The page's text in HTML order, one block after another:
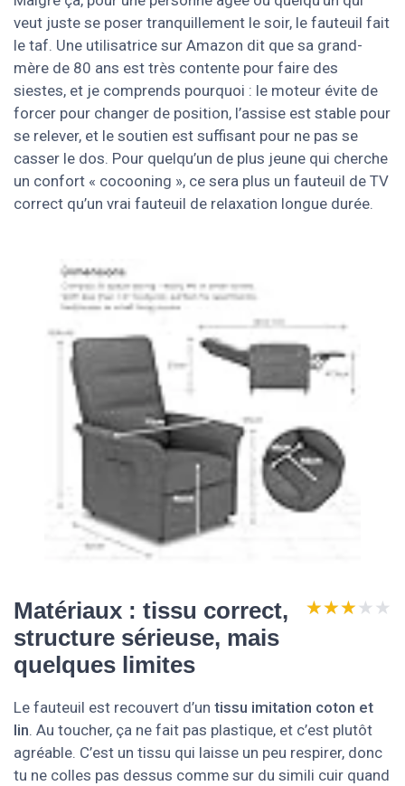
veut juste se poser tranquillement le soir, le fauteuil fait
le taf. Une utilisatrice sur Amazon dit que sa grand-
mère de 80 ans est très contente pour faire des
siestes, et je comprends pourquoi : le moteur évite de
forcer pour changer de position, l’assise est stable pour
se relever, et le soutien est suffisant pour ne pas se
casser le dos. Pour quelqu’un de plus jeune qui cherche
un confort « cocooning », ce sera plus un fauteuil de TV
correct qu’un vrai fauteuil de relaxation longue durée.
Matériaux : tissu correct,
structure sérieuse, mais
quelques limites
★★★★★
★★★★★
Le fauteuil est recouvert d’un tissu imitation coton et
lin. Au toucher, ça ne fait pas plastique, et c’est plutôt
agréable. C’est un tissu qui laisse un peu respirer, donc
tu ne colles pas dessus comme sur du simili cuir quand